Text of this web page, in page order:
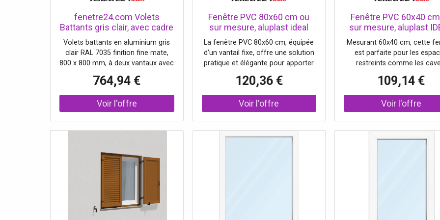
fenetre24.com Volets
Battants gris clair, avec cadre
de montage, RAL 7035 mat,
800 x 800 mm, 2 vantaux
lames Nice, à configurer sur
mesure
Volets battants en aluminium gris
clair RAL 7035 finition fine mate,
800 x 800 mm, à deux vantaux avec
Nice. La configuration est à 2
vantaux avec couvre-joint, vantail
principal à droite. Le profil du cadre
présente une épaisseur de 31 mm
protection efficace contre les
regards et le soleil. La quincaillerie
noire est fournie en version
complète, avec une crémone
centrale noire ainsi que des arrêts
de volet noirs pour une fixation
sûre en position ouverte. Le
764,94 €
Fenêtre PVC 80x60 cm ou
sur mesure, aluplast ideal
4000, fenêtre fixe, 1 vantail,
double vitrage, fenêtre
horizontale
La fenêtre PVC 80x60 cm, équipée
d'un vantail fixe, offre une solution
pratique et élégante pour apporter
espaces. Son double vitrage Ug 1,1
selon NF EN 673 assure une
excellente isolation thermique tout
en intégrant harmonieusement le
Ce modèle peut être personnalisé
120,36 €
Fenêtre PVC 60x40
sur mesure, aluplast
4000, blanc, 600 x 400
vantail, double
Mesurant 60x40 cm, cette
est parfaite pour les
restreints comme les
naturelle. Ce modèle à vantail
assure une isolation
efficace grâce à son double
Ug 1,1 selon NF EN 673.
109,14 €